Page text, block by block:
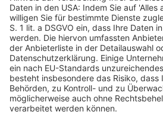
Bestimmungen geeignet, die
Berufsfußballspielern zu
weiterentwickeln möchten, um für
mit Sitz in einem anderen
arbeiten. Die fraglichen
EuGH vorliegend in mehrerlei
hinauszugehen, was zur
erforderlich ist. Zum anderen
Blick auf das Wettbewerbsrecht,
beanstandeten Bestimmungen